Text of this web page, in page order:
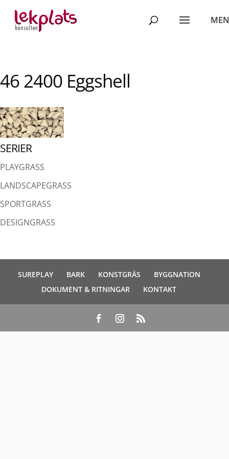
46 2400 Eggshell
SERIER
PLAYGRASS
LANDSCAPEGRASS
SPORTGRASS
DESIGNGRASS
SUREPLAY BARK KONSTGRÄS
BYGGNATION
DOKUMENT & RITNINGAR
KONTAKT